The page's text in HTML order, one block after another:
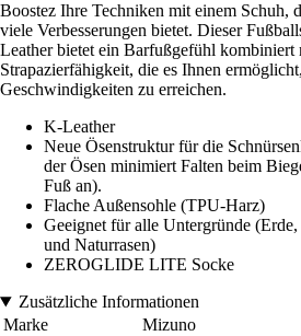
Boostez Ihre Techniken mit einem Schuh,
viele Verbesserungen bietet. Dieser
Leather bietet ein Barfußgefühl kombiniert
Strapazierfähigkeit, die es Ihnen
Geschwindigkeiten zu erreichen.
K-Leather
Neue Ösenstruktur für die
der Ösen minimiert Falten beim
Fuß an).
Flache Außensohle (TPU-Harz)
Geeignet für alle Untergründe
und Naturrasen)
ZEROGLIDE LITE Socke
Zusätzliche Informationen
Marke
Mizuno